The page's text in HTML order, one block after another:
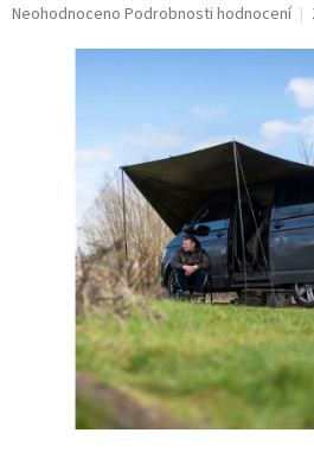
Průměrné
Neohodnoceno Podrobnosti hodnocení